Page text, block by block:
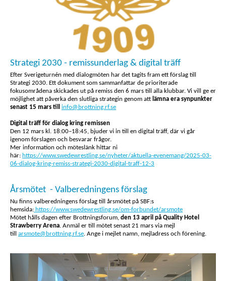
Strategi 2030 - remissunderlag & digital träff
Efter Sverigeturnén med dialogmöten har det tagits fram ett förslag till
Strategi 2030. Ett dokument som sammanfattar de prioriterade
fokusområdena skickades ut på remiss den 6 mars till alla klubbar. Vi vill ge er
möjlighet att påverka den slutliga strategin genom att lämna era synpunkter
senast 15 mars till info@brottning.rf.se
Digital träff för dialog kring remissen
Den 12 mars kl. 18:00–18:45, bjuder vi in till en digital träff, där vi går
igenom förslagen och besvarar frågor.
Mer information och möteslänk hittar ni
här: https://www.swedewrestling.se/nyheter/aktuella-evenemang/2025-03-
06-dialog-kring-remiss-strategi-2030-digital-traff-12-3
Årsmötet - Valberedningens förslag
Nu finns valberedningens förslag till årsmötet på SBF:s
hemsida: https://www.swedewrestling.se/om-forbundet/arsmote
Mötet hålls dagen efter Brottningsforum, den 13 april på Quality Hotel
Strawberry Arena. Anmäl er till mötet senast 21 mars via mejl
till arsmote@brottning.rf.se. Ange i mejlet namn, mejladress och förening.